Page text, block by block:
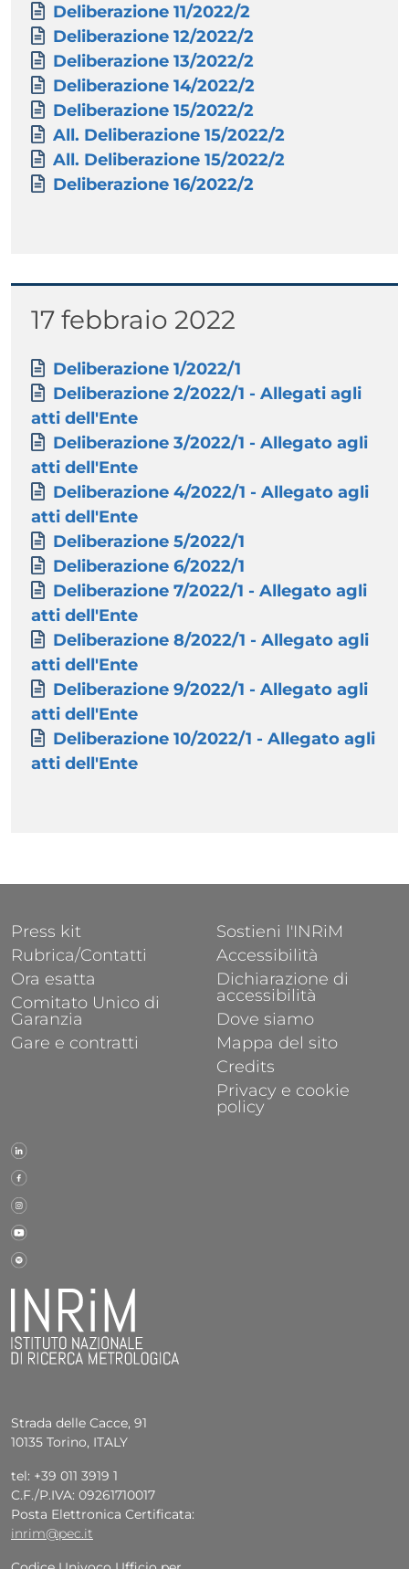
Paragrafo
Allegati
Documento
Deliberazione 11/2022/2
Documento
Deliberazione 12/2022/2
Documento
Deliberazione 13/2022/2
Documento
Deliberazione 14/2022/2
Documento
Deliberazione 15/2022/2
Documento
All. Deliberazione 15/2022/2
Documento
All. Deliberazione 15/2022/2
Documento
Deliberazione 16/2022/2
Titolo
17 febbraio 2022
Paragrafo
Allegati
Documento
Deliberazione 1/2022/1
Documento
Deliberazione 2/2022/1 - Allegati agli
atti dell'Ente
Documento
Deliberazione 3/2022/1 - Allegato agli
atti dell'Ente
Documento
Deliberazione 4/2022/1 - Allegato agli
atti dell'Ente
Documento
Deliberazione 5/2022/1
Documento
Deliberazione 6/2022/1
Documento
Deliberazione 7/2022/1 - Allegato agli
atti dell'Ente
Documento
Deliberazione 8/2022/1 - Allegato agli
atti dell'Ente
Documento
Deliberazione 9/2022/1 - Allegato agli
atti dell'Ente
Documento
Deliberazione 10/2022/1 - Allegato agli
atti dell'Ente
Strada delle Cacce, 91
10135 Torino, ITALY
tel: +39 011 3919 1
C.F./P.IVA: 09261710017
Posta Elettronica Certificata:
inrim@pec.it
FOOTER 1
Press kit
Rubrica/Contatti
Ora esatta
Comitato Unico di
Garanzia
Gare e contratti
FOOTER 2
Sostieni l'INRiM
Accessibilità
Dichiarazione di
accessibilità
Dove siamo
Mappa del sito
Credits
Privacy e cookie
policy